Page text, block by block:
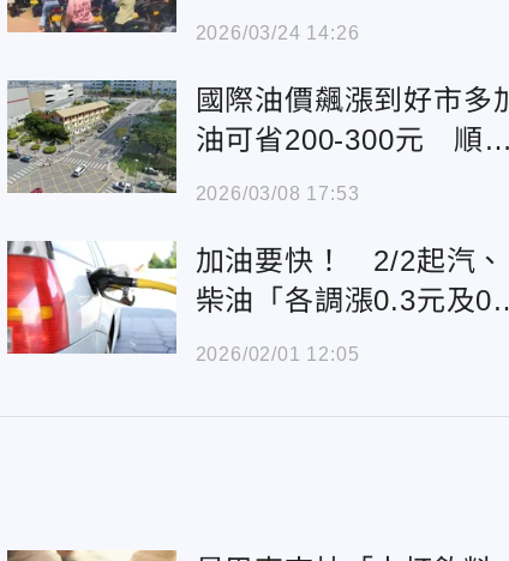
庫存15天售罄
2026/03/24 14:26
國際油價飆漲到好市多
油可省200-300元 順便
購物很划算
2026/03/08 17:53
加油要快！ 2/2起汽、
柴油「各調漲0.3元及
元」
2026/02/01 12:05